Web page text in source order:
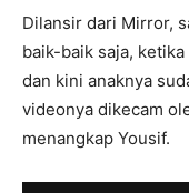
Dilansir dari Mirror,
baik-baik saja,
dan kini anaknya
videonya dikecam
menangkap Yousif.